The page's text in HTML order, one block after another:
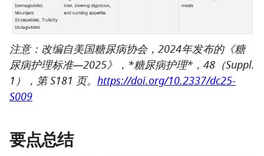
注意：改编自美国糖尿病协会，2024年发布的《糖
尿病护理标准—2025》，*糖尿病护理*，48（Suppl.
1），第 S181 页。 https://doi.org/10.2337/dc25-
S009
要点总结